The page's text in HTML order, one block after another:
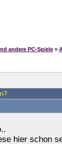
andere PC-Spiele »
hier schon